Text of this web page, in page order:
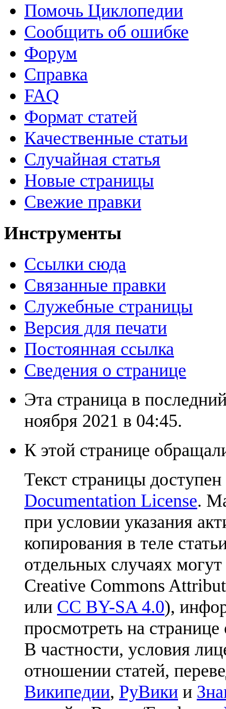
Помочь Циклопедии
Сообщить об ошибке
Форум
Справка
FAQ
Формат статей
Качественные статьи
Случайная статья
Новые страницы
Свежие правки
Инструменты
Ссылки сюда
Связанные правки
Служебные страницы
Версия для печати
Постоянная ссылка
Сведения о странице
Эта страница в
ноября 2021 в 04:45.
К этой странице
Текст страницы
Documentation License.
при условии указания
копирования в теле
отдельных случаях
Creative Commons
или CC BY-SA 4.0),
просмотреть на
В частности, условия
отношении статей,
Википедии, РуВики и